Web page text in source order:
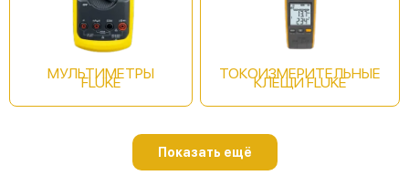
МУЛЬТИМЕТРЫ
FLUKE
ТОКОИЗМЕРИТЕЛЬНЫЕ
КЛЕЩИ FLUKE
Показать ещё